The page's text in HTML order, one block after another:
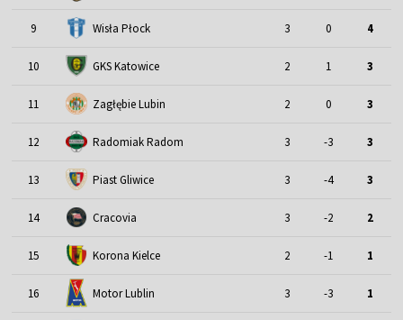
9 Wisła Płock 3 0 4
10 GKS Katowice 2 1 3
11 Zagłębie Lubin 2 0 3
12 Radomiak Radom 3 -3 3
13 Piast Gliwice 3 -4 3
14 Cracovia 3 -2 2
15 Korona Kielce 2 -1 1
16 Motor Lublin 3 -3 1